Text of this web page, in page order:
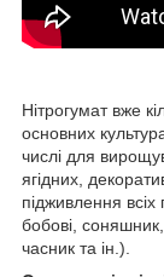
Нітрогумат вже
основних
числі для
ягідних,
підживлення всіх
бобові,
часник та ін.).